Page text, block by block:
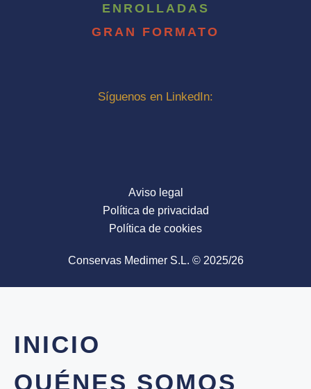
ENROLLADAS
GRAN FORMATO
Síguenos en LinkedIn:
Aviso legal
Política de privacidad
Política de cookies
Conservas Medimer S.L. © 2025/26
INICIO
QUÉNES SOMOS